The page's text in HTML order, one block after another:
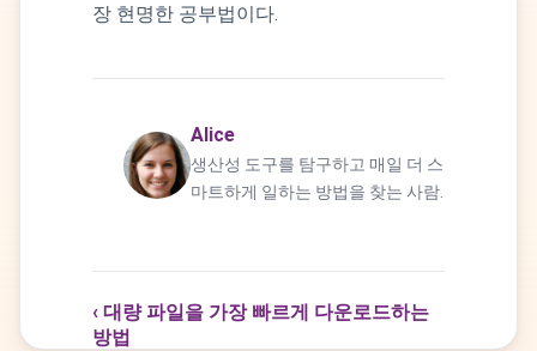
장 현명한 공부법이다.
Alice
생산성 도구를 탐구하고 매일 더 스
마트하게 일하는 방법을 찾는 사람.
‹ 대량 파일을 가장 빠르게 다운로드하는
방법